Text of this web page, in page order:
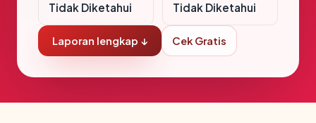
Tidak Diketahui Tidak Diketahui
Laporan lengkap ↓ Cek Gratis